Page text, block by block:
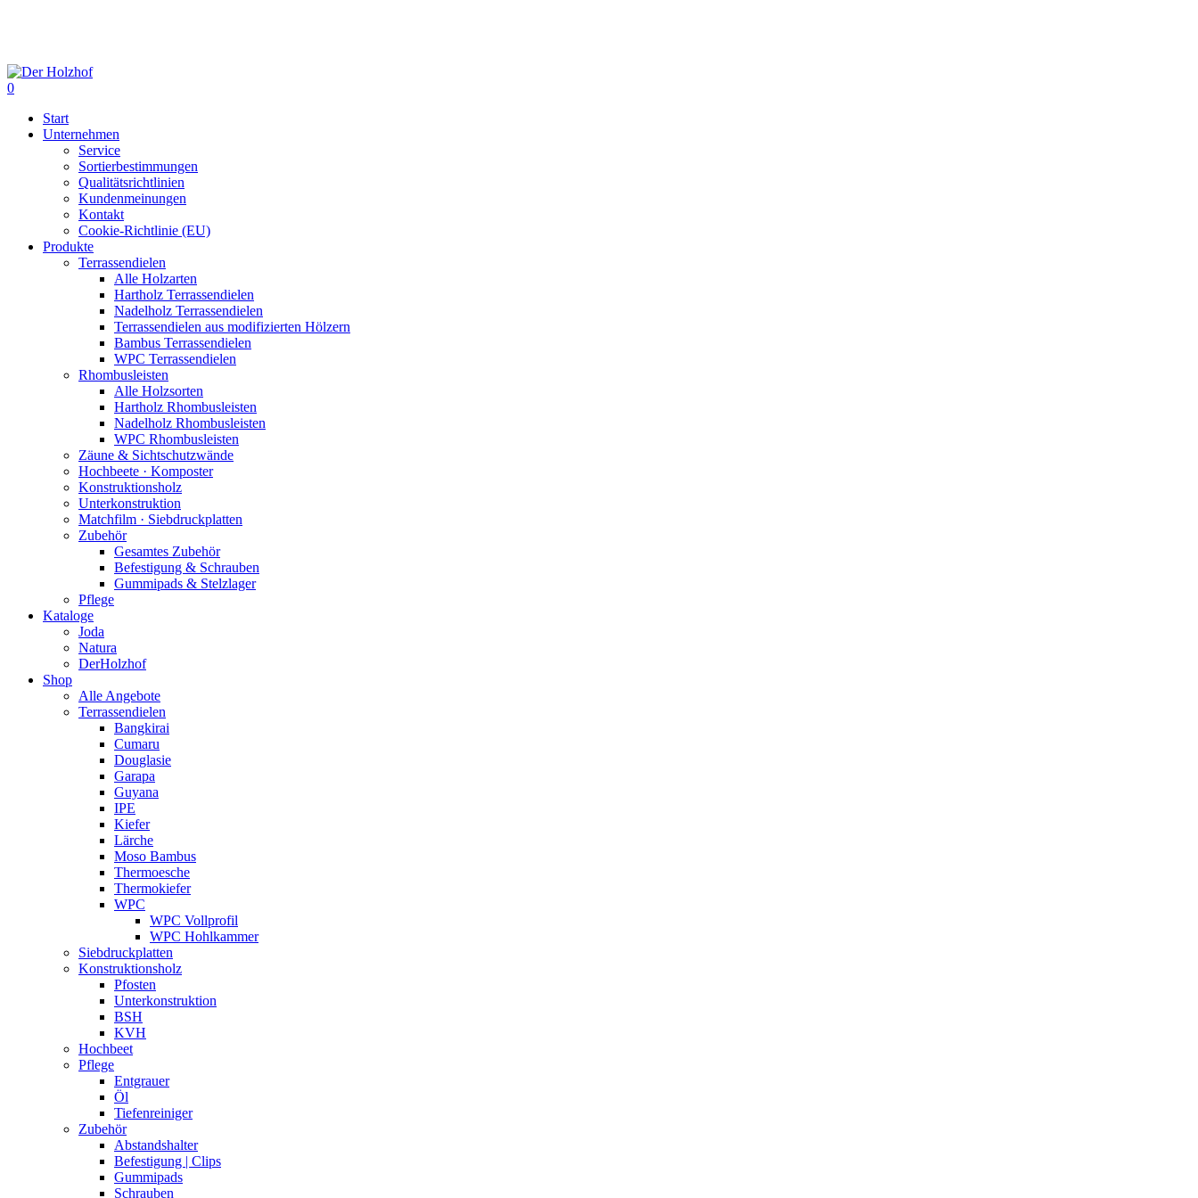
content
0
Start
Unternehmen
Service
Sortierbestimmungen
Qualitätsrichtlinien
Kundenmeinungen
Kontakt
Cookie-Richtlinie (EU)
Produkte
Terrassendielen
Alle Holzarten
Hartholz Terrassendielen
Nadelholz Terrassendielen
Terrassendielen aus modifizierten Hölzern
Bambus Terrassendielen
WPC Terrassendielen
Rhombusleisten
Alle Holzsorten
Hartholz Rhombusleisten
Nadelholz Rhombusleisten
WPC Rhombusleisten
Zäune & Sichtschutzwände
Hochbeete · Komposter
Konstruktionsholz
Unterkonstruktion
Matchfilm · Siebdruckplatten
Zubehör
Gesamtes Zubehör
Befestigung & Schrauben
Gummipads & Stelzlager
Pflege
Kataloge
Joda
Natura
DerHolzhof
Shop
Alle Angebote
Terrassendielen
Bangkirai
Cumaru
Douglasie
Garapa
Guyana
IPE
Kiefer
Lärche
Moso Bambus
Thermoesche
Thermokiefer
WPC
WPC Vollprofil
WPC Hohlkammer
Siebdruckplatten
Konstruktionsholz
Pfosten
Unterkonstruktion
BSH
KVH
Hochbeet
Pflege
Entgrauer
Öl
Tiefenreiniger
Zubehör
Abstandshalter
Befestigung | Clips
Gummipads
Schrauben